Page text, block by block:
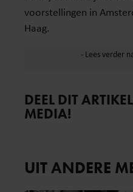
voorstellingen in
Haag.
DEEL DIT
MEDIA!
UIT ANDERE